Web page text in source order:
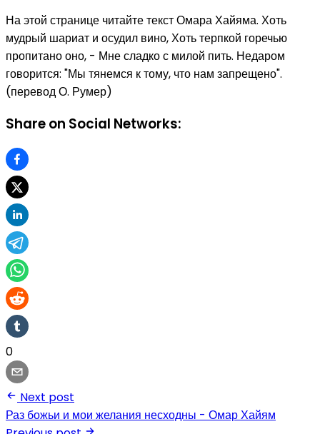
На этой странице читайте текст Омара Хайяма. Хоть
мудрый шариат и осудил вино, Хоть терпкой горечью
пропитано оно, - Мне сладко с милой пить. Недаром
говорится: "Мы тянемся к тому, что нам запрещено".
(перевод О. Румер)
Share on Social Networks:
0
Next post
Раз божьи и мои желания несходны - Омар Хайям